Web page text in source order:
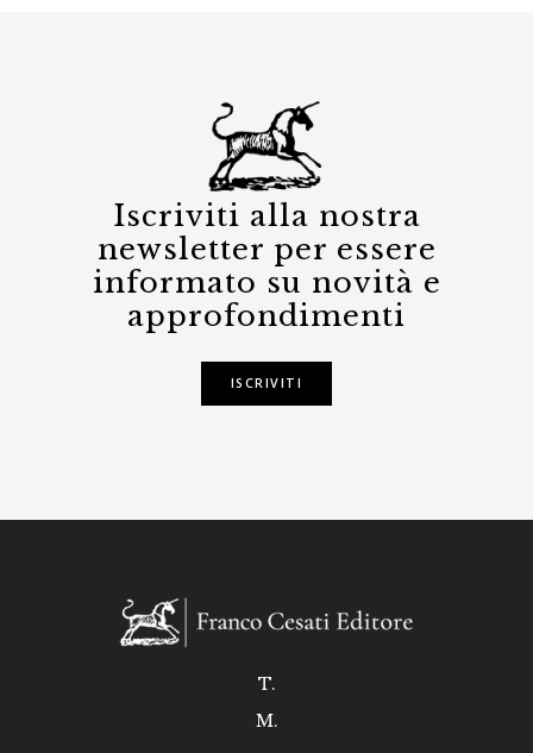
Iscriviti alla nostra
newsletter per essere
informato su novità e
approfondimenti
ISCRIVITI
T.
M.